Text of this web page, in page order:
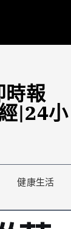
回「只能靠嘴巴」
報
|24小
健康生活